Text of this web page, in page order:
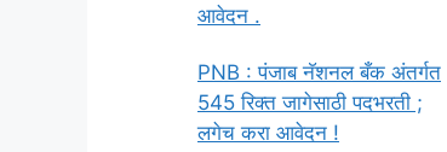
आवेदन .
PNB : पंजाब नॅशनल बँक अंतर्गत
545 रिक्त जागेसाठी पदभरती ;
लगेच करा आवेदन !